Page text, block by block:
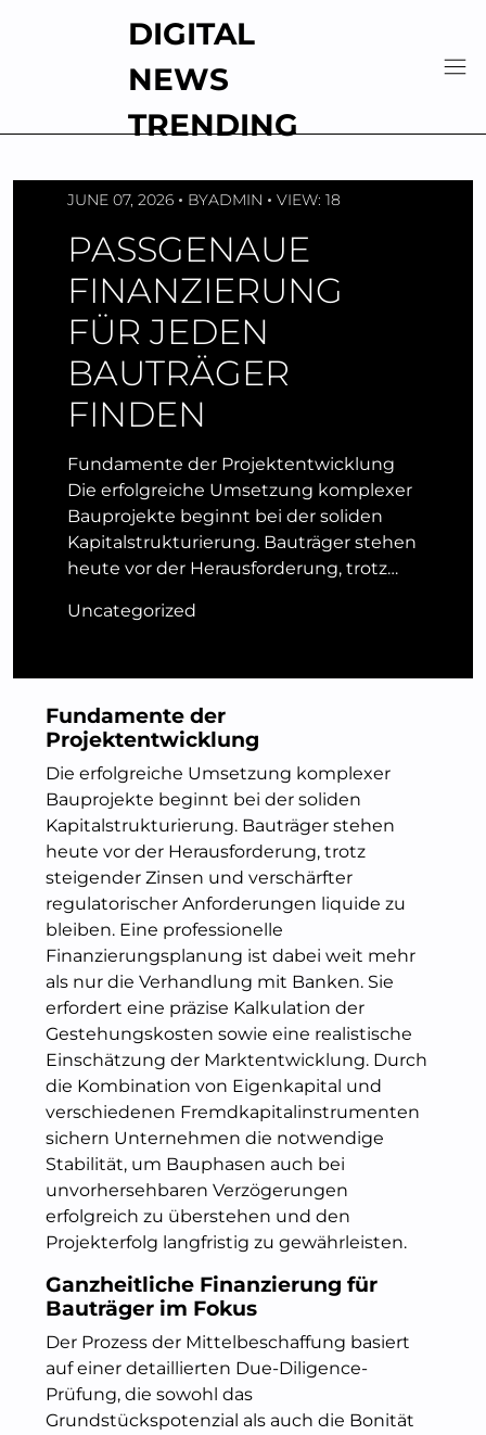
DIGITAL
NEWS
TRENDING
JUNE 07, 2026 BYADMIN VIEW: 18
PASSGENAUE
FINANZIERUNG
FÜR JEDEN
BAUTRÄGER
FINDEN
Fundamente der Projektentwicklung
Die erfolgreiche Umsetzung komplexer
Bauprojekte beginnt bei der soliden
Kapitalstrukturierung. Bauträger stehen
heute vor der Herausforderung, trotz…
Uncategorized
Fundamente der
Projektentwicklung
Die erfolgreiche Umsetzung komplexer
Bauprojekte beginnt bei der soliden
Kapitalstrukturierung. Bauträger stehen
heute vor der Herausforderung, trotz
steigender Zinsen und verschärfter
regulatorischer Anforderungen liquide zu
bleiben. Eine professionelle
Finanzierungsplanung ist dabei weit mehr
als nur die Verhandlung mit Banken. Sie
erfordert eine präzise Kalkulation der
Gestehungskosten sowie eine realistische
Einschätzung der Marktentwicklung. Durch
die Kombination von Eigenkapital und
verschiedenen Fremdkapitalinstrumenten
sichern Unternehmen die notwendige
Stabilität, um Bauphasen auch bei
unvorhersehbaren Verzögerungen
erfolgreich zu überstehen und den
Projekterfolg langfristig zu gewährleisten.
Ganzheitliche Finanzierung für
Bauträger im Fokus
Der Prozess der Mittelbeschaffung basiert
auf einer detaillierten Due-Diligence-
Prüfung, die sowohl das
Grundstückspotenzial als auch die Bonität